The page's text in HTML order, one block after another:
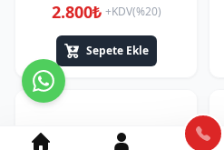
2.800₺ +KDV(%20)
Sepete Ekle